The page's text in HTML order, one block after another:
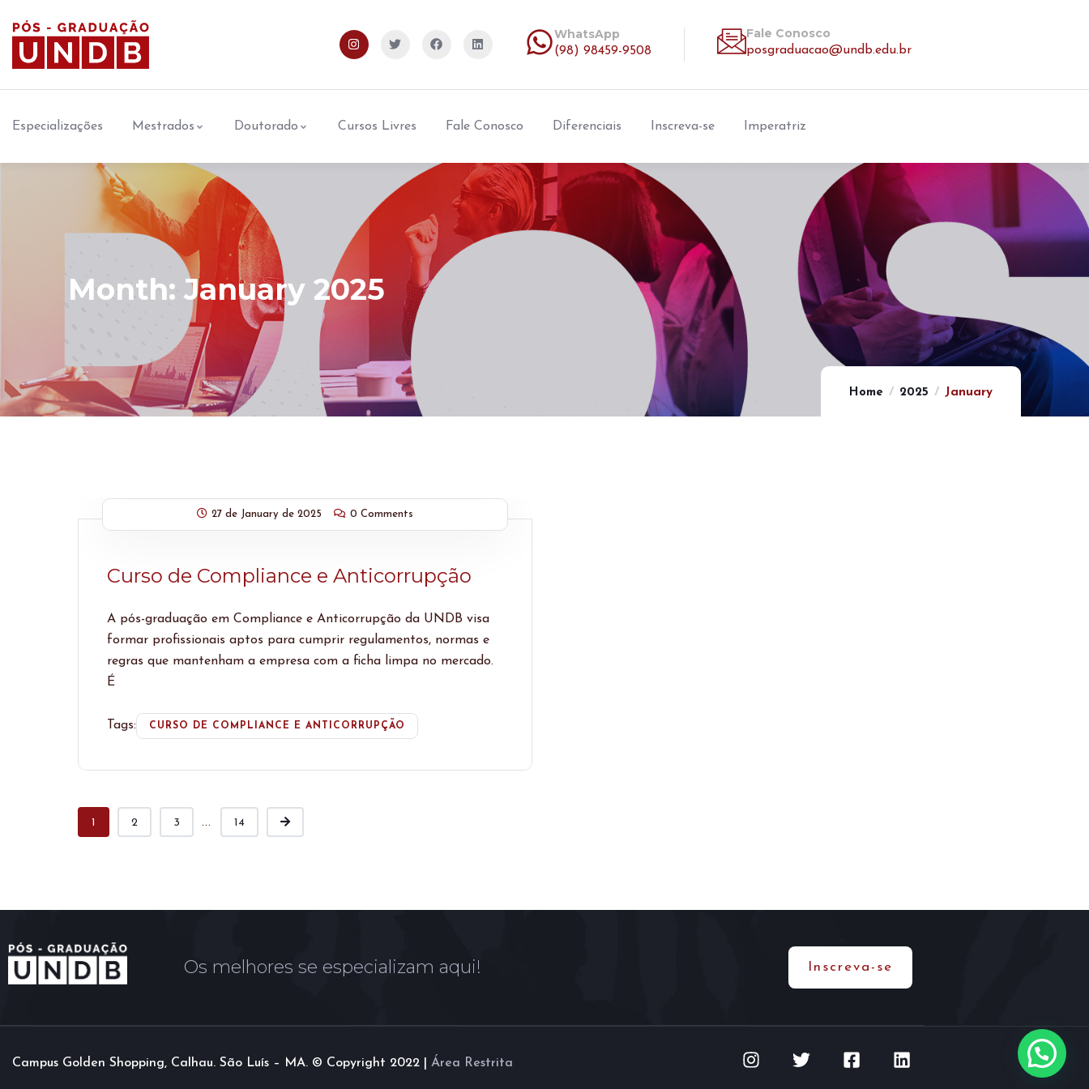
WhatsApp
(98) 98459-9508
Fale Conosco
posgraduacao@undb.edu.br
Especializações Mestrados Doutorado Cursos Livres Fale Conosco Diferenciais Inscreva-se Imperatriz
Month: January 2025
Home 2025 January
27 de January de 2025 0 Comments
Curso de Compliance e Anticorrupção
A pós-graduação em Compliance e Anticorrupção da UNDB visa
formar profissionais aptos para cumprir regulamentos, normas e
regras que mantenham a empresa com a ficha limpa no mercado.
É
Tags: CURSO DE COMPLIANCE E ANTICORRUPÇÃO
1 2 3 ... 14
Os melhores se especializam aqui! Inscreva-se
Campus Golden Shopping, Calhau. São Luís – MA. © Copyright 2022 | Área Restrita